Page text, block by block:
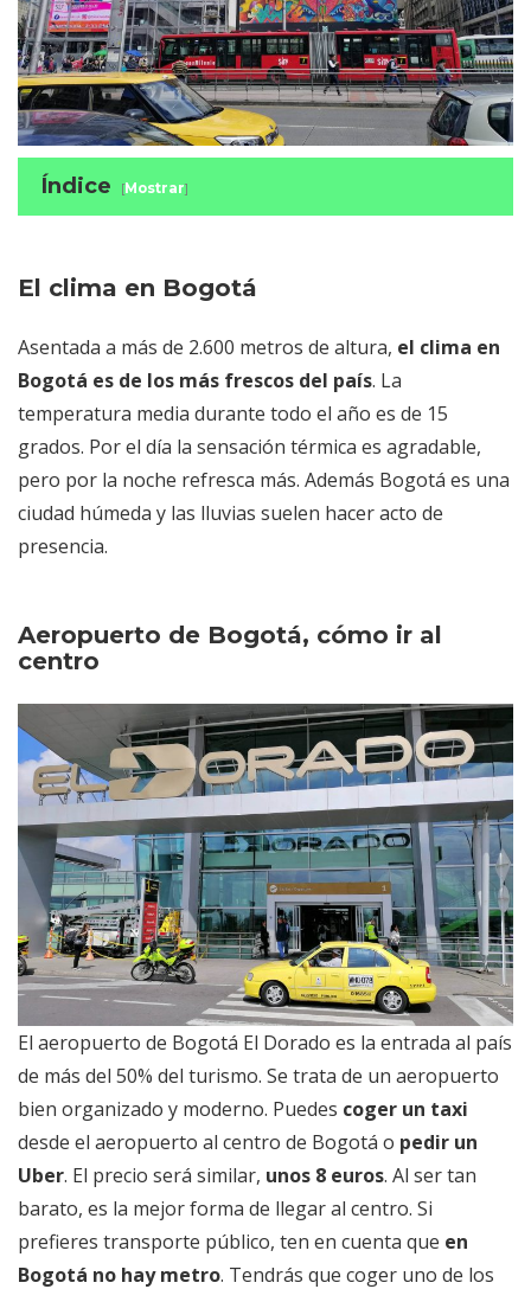
Índice [Mostrar]
El clima en Bogotá
Qué ver en Bogotá en un día o dos
Museo Botero y Museo del Oro de
Bogotá
Ver Bogotá a tus pies desde el cerro
de Monserrate
Algún imprescindible que ver en Bogotá
Andrés Carne de Res
Qué ver en Bogotá: Preparativos e
El clima en Bogotá
Asentada a más de 2.600 metros de altura, el clima en
Bogotá es de los más frescos del país. La
temperatura media durante todo el año es de 15
grados. Por el día la sensación térmica es agradable,
pero por la noche refresca más. Además Bogotá es una
ciudad húmeda y las lluvias suelen hacer acto de
presencia.
Aeropuerto de Bogotá, cómo ir al
centro
El aeropuerto de Bogotá El Dorado es la entrada al país
de más del 50% del turismo. Se trata de un aeropuerto
bien organizado y moderno. Puedes coger un taxi
desde el aeropuerto al centro de Bogotá o pedir un
Uber. El precio será similar, unos 8 euros. Al ser tan
barato, es la mejor forma de llegar al centro. Si
prefieres transporte público, ten en cuenta que en
Bogotá no hay metro. Tendrás que coger uno de los